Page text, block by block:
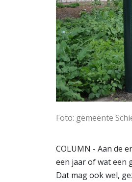
Foto: gemeente
COLUMN - Aan de
een jaar of wat een
Dat mag ook wel,